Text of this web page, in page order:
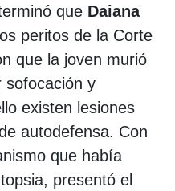
que Daiana
peritos de la Corte
que la joven murió
sofocación y
existen lesiones
autodefensa. Con
que había
presentó el